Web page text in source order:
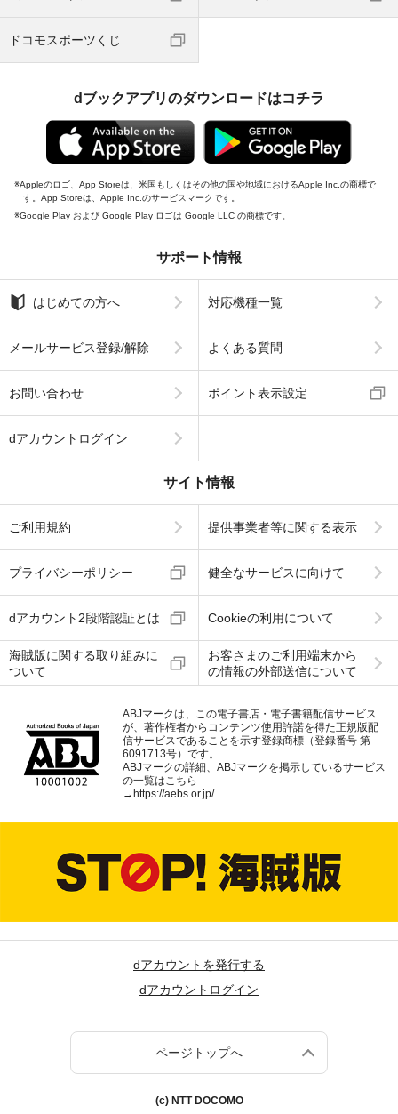
ドコモスポーツくじ
dブックアプリのダウンロードはコチラ
Appleのロゴ、App Storeは、米国もしくはその他の国や地域におけるApple Inc.の商標で
す。App Storeは、Apple Inc.のサービスマークです。
Google Play および Google Play ロゴは Google LLC の商標です。
サポート情報
はじめての方へ 対応機種一覧
メールサービス登録/解除 よくある質問
お問い合わせ ポイント表示設定
dアカウントログイン
サイト情報
ご利用規約 提供事業者等に関する表示
プライバシーポリシー 健全なサービスに向けて
dアカウント2段階認証とは Cookieの利用について
海賊版に関する取り組みに
ついて
お客さまのご利用端末から
の情報の外部送信について
ABJマークは、この電子書店・電子書籍配信サービス
が、著作権者からコンテンツ使用許諾を得た正規版配
信サービスであることを示す登録商標（登録番号 第
6091713号）です。
ABJマークの詳細、ABJマークを掲示しているサービス
の一覧はこちら
→ https://aebs.or.jp/
dアカウントを発行する
dアカウントログイン
ページトップへ
(c) NTT DOCOMO